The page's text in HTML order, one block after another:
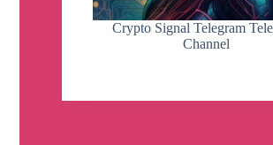
Crypto Signal Telegram
Channel